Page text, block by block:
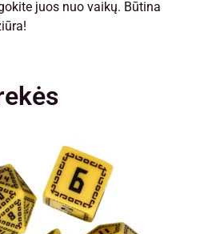
juos nuo vaikų. Būtina